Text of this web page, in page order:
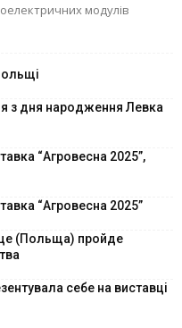
модулів
з дня народження Левка
“Агровесна 2025”,
“Агровесна 2025”
(Польща) пройде
себе на виставці